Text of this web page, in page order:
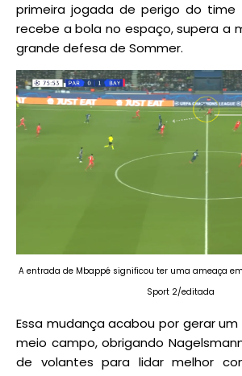
primeira jogada de perigo do time
recebe a bola no espaço, supera a
grande defesa de Sommer.
A entrada de Mbappé significou ter uma ameaça
Sport 2/editada
Essa mudança acabou por gerar
meio campo, obrigando
de volantes para lidar melhor